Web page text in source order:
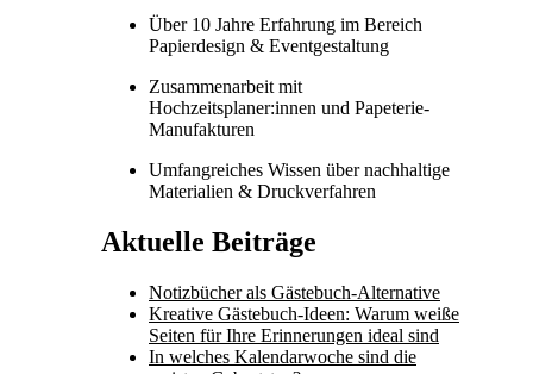
Über 10 Jahre Erfahrung im Bereich
Papierdesign & Eventgestaltung
Zusammenarbeit mit
Hochzeitsplaner:innen und Papeterie-
Manufakturen
Umfangreiches Wissen über nachhaltige
Materialien & Druckverfahren
Aktuelle Beiträge
Notizbücher als Gästebuch-Alternative
Kreative Gästebuch-Ideen: Warum weiße
Seiten für Ihre Erinnerungen ideal sind
In welches Kalendarwoche sind die